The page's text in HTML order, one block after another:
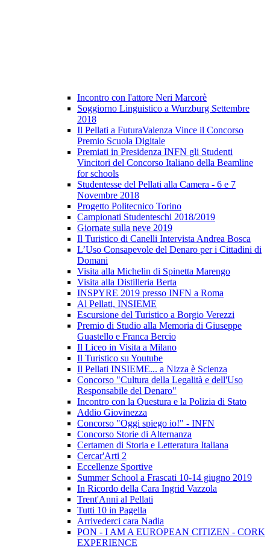
Incontro con l'attore Neri Marcorè
Soggiorno Linguistico a Wurzburg Settembre
2018
Il Pellati a FuturaValenza Vince il Concorso
Premio Scuola Digitale
Premiati in Presidenza INFN gli Studenti
Vincitori del Concorso Italiano della Beamline
for schools
Studentesse del Pellati alla Camera - 6 e 7
Novembre 2018
Progetto Politecnico Torino
Campionati Studenteschi 2018/2019
Giornate sulla neve 2019
Il Turistico di Canelli Intervista Andrea Bosca
L’Uso Consapevole del Denaro per i Cittadini di
Domani
Visita alla Michelin di Spinetta Marengo
Visita alla Distilleria Berta
INSPYRE 2019 presso INFN a Roma
Al Pellati, INSIEME
Escursione del Turistico a Borgio Verezzi
Premio di Studio alla Memoria di Giuseppe
Guastello e Franca Bercio
Il Liceo in Visita a Milano
Il Turistico su Youtube
Il Pellati INSIEME... a Nizza è Scienza
Concorso "Cultura della Legalità e dell'Uso
Responsabile del Denaro"
Incontro con la Questura e la Polizia di Stato
Addio Giovinezza
Concorso "Oggi spiego io!" - INFN
Concorso Storie di Alternanza
Certamen di Storia e Letteratura Italiana
Cercar'Arti 2
Eccellenze Sportive
Summer School a Frascati 10-14 giugno 2019
In Ricordo della Cara Ingrid Vazzola
Trent'Anni al Pellati
Tutti 10 in Pagella
Arrivederci cara Nadia
PON - I AM A EUROPEAN CITIZEN - CORK
EXPERIENCE